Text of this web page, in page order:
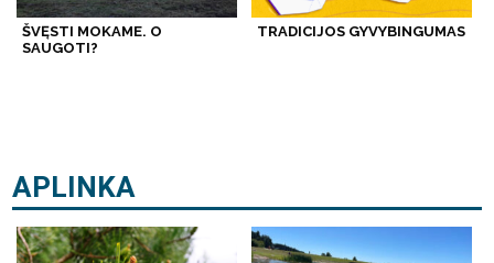
ŠVĘSTI MOKAME. O
SAUGOTI?
TRADICIJOS GYVYBINGUMAS
APLINKA